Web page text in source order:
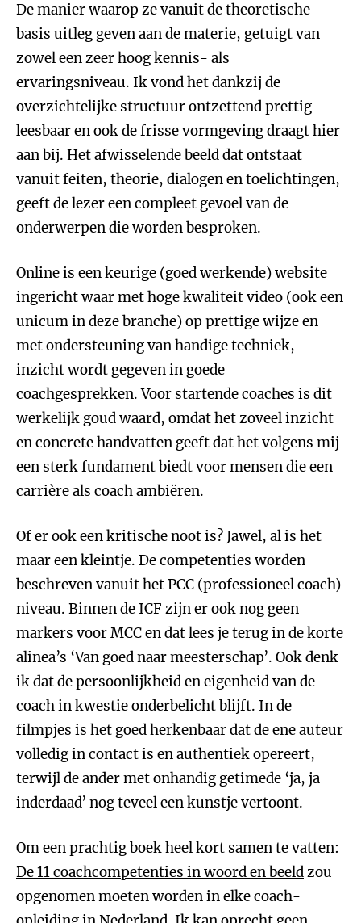
De manier waarop ze vanuit de theoretische
basis uitleg geven aan de materie, getuigt van
zowel een zeer hoog kennis- als
ervaringsniveau. Ik vond het dankzij de
overzichtelijke structuur ontzettend prettig
leesbaar en ook de frisse vormgeving draagt hier
aan bij. Het afwisselende beeld dat ontstaat
vanuit feiten, theorie, dialogen en toelichtingen,
geeft de lezer een compleet gevoel van de
onderwerpen die worden besproken.
Online is een keurige (goed werkende) website
ingericht waar met hoge kwaliteit video (ook een
unicum in deze branche) op prettige wijze en
met ondersteuning van handige techniek,
inzicht wordt gegeven in goede
coachgesprekken. Voor startende coaches is dit
werkelijk goud waard, omdat het zoveel inzicht
en concrete handvatten geeft dat het volgens mij
een sterk fundament biedt voor mensen die een
carrière als coach ambiëren.
Of er ook een kritische noot is? Jawel, al is het
maar een kleintje. De competenties worden
beschreven vanuit het PCC (professioneel coach)
niveau. Binnen de ICF zijn er ook nog geen
markers voor MCC en dat lees je terug in de korte
alinea’s ‘Van goed naar meesterschap’. Ook denk
ik dat de persoonlijkheid en eigenheid van de
coach in kwestie onderbelicht blijft. In de
filmpjes is het goed herkenbaar dat de ene auteur
volledig in contact is en authentiek opereert,
terwijl de ander met onhandig getimede ‘ja, ja
inderdaad’ nog teveel een kunstje vertoont.
Om een prachtig boek heel kort samen te vatten:
De 11 coachcompetenties in woord en beeldzou
opgenomen moeten worden in elke coach-